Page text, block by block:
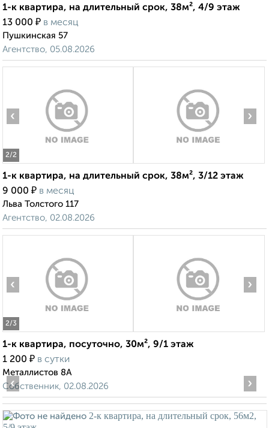
1-к квартира, на длительный срок, 38м², 4/9 этаж
13 000 ₽ в месяц
Пушкинская 57
Агентство, 05.08.2026
2/2
‹ ›
1-к квартира, на длительный срок, 38м², 3/12 этаж
9 000 ₽ в месяц
Льва Толстого 117
Агентство, 02.08.2026
2/3
‹ ›
1-к квартира, посуточно, 30м², 9/1 этаж
1 200 ₽ в сутки
Металлистов 8А
Собственник, 02.08.2026
‹ ›